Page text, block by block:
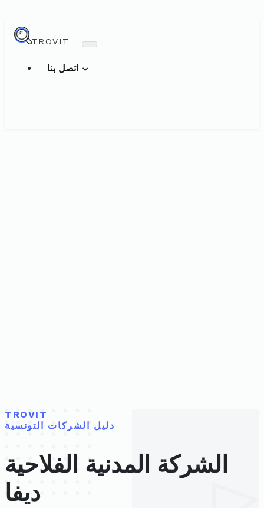
TROVIT
TROVIT
دليل الشركات التونسية
الشركة المدنية الفلاحية
ديفا